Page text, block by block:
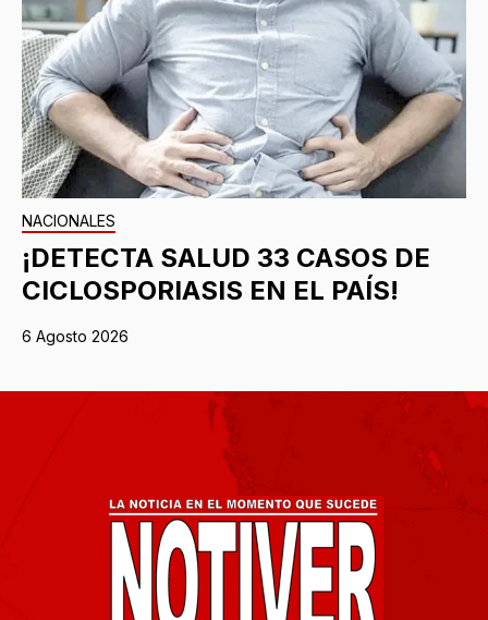
NACIONALES
¡DETECTA SALUD 33 CASOS DE
CICLOSPORIASIS EN EL PAÍS!
6 Agosto 2026